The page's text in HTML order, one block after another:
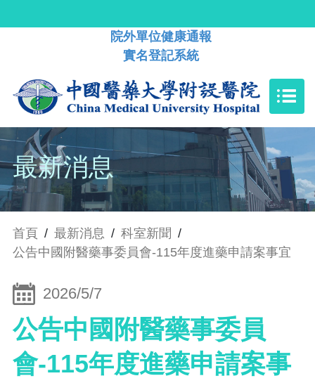
院外單位健康通報
實名登記系統
最新消息
首頁 / 最新消息 / 科室新聞 /
公告中國附醫藥事委員會-115年度進藥申請案事宜
2026/5/7
公告中國附醫藥事委員
會-115年度進藥申請案事